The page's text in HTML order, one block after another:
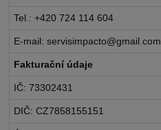
Tel.: +420 724 114 604
E-mail: servisimpacto@gmail.com
Fakturační údaje
IČ: 73302431
DIČ: CZ7858155151